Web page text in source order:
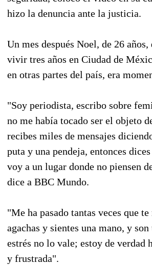
hizo la denuncia ante la justicia.
Un mes después Noel, de 26
vivir tres años en Ciudad de
en otras partes del país, era
"Soy periodista, escribo sobre
no me había tocado ser el objeto
recibes miles de mensajes
puta y una pendeja, entonces
voy a un lugar donde no piensen
dice a BBC Mundo.
"Me ha pasado tantas veces que
agachas y sientes una mano, y son
estrés no lo vale; estoy de verdad
y frustrada".